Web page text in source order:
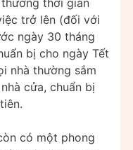
trở lên (đối với
ngày 30 tháng
bị cho ngày Tết
nhà thường sắm
cửa, chuẩn bị
có một phong